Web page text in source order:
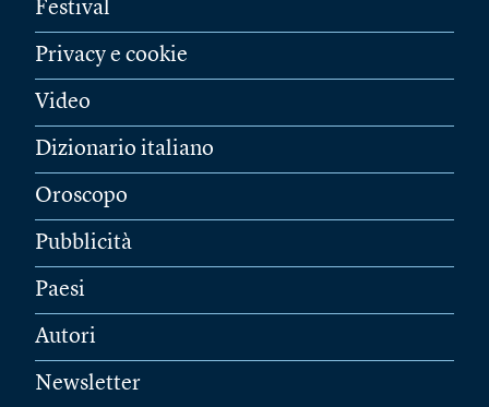
Festival
Privacy e cookie
Video
Dizionario italiano
Oroscopo
Pubblicità
Paesi
Autori
Newsletter